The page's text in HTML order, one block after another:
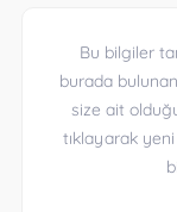
Bu bilgiler
burada
size ait
tıklayarak